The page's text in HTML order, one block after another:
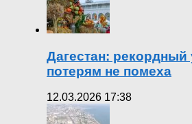
Дагестан: рекордный
потерям не помеха
12.03.2026 17:38